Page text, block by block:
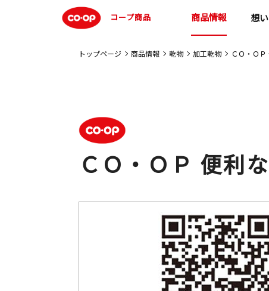
コープ商品 商品情報 想
トップページ 商品情報 乾物 加工乾物 ＣＯ・Ｏ
ＣＯ・ＯＰ 便利